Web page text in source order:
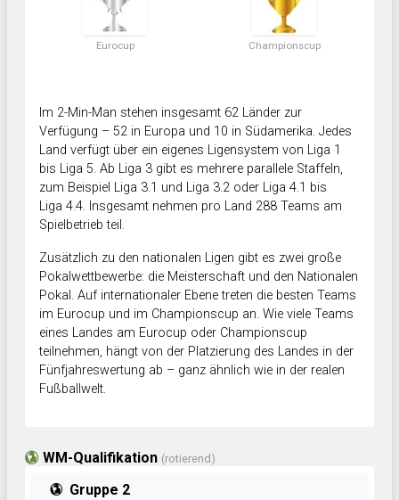
Eurocup Championscup
Im 2-Min-Man stehen insgesamt 62 Länder zur
Verfügung – 52 in Europa und 10 in Südamerika. Jedes
Land verfügt über ein eigenes Ligensystem von Liga 1
bis Liga 5. Ab Liga 3 gibt es mehrere parallele Staffeln,
zum Beispiel Liga 3.1 und Liga 3.2 oder Liga 4.1 bis
Liga 4.4. Insgesamt nehmen pro Land 288 Teams am
Spielbetrieb teil.
Zusätzlich zu den nationalen Ligen gibt es zwei große
Pokalwettbewerbe: die Meisterschaft und den Nationalen
Pokal. Auf internationaler Ebene treten die besten Teams
im Eurocup und im Championscup an. Wie viele Teams
eines Landes am Eurocup oder Championscup
teilnehmen, hängt von der Platzierung des Landes in der
Fünfjahreswertung ab – ganz ähnlich wie in der realen
Fußballwelt.
WM-Qualifikation (rotierend)
Gruppe 2